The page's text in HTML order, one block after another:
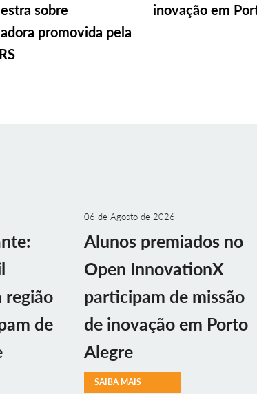
sobre
promovida pela
inovação em
região
de
06 de Agosto de 2026
Alunos premiados no
Open InnovationX
participam de missão
de inovação em Porto
Alegre
SAIBA MAIS